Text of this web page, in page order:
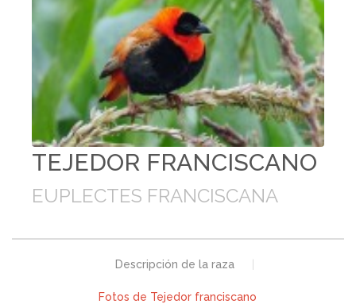
TEJEDOR FRANCISCANO
EUPLECTES FRANCISCANA
Descripción de la raza
Fotos de Tejedor franciscano